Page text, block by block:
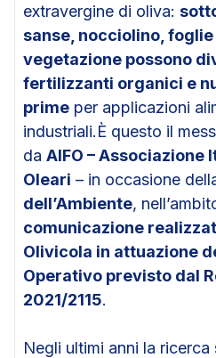
extravergine di oliva:
sanse, nocciolino,
vegetazione possono
fertilizzanti organici e
prime per applicazioni
industriali.È questo il
da AIFO – Associazione
Oleari – in occasione
dell’Ambiente,
comunicazione
Olivicola in attuazione
Operativo previsto dal
2021/2115.
Negli ultimi anni la